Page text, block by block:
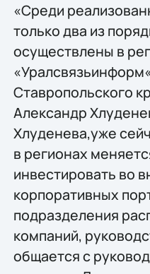
«Среди
только два из
осуществлены в
Ставропольского
Александр
Хлуденева,уже
в регионах
инвестировать во
корпоративных
подразделения
компаний,
общается с